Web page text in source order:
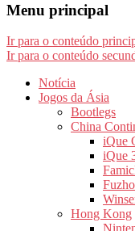
Menu principal
Ir para o conteúdo
Ir para o conteúdo
Notícia
Jogos da Ásia
Bootlegs
China
iQue
iQue
Hong Kong